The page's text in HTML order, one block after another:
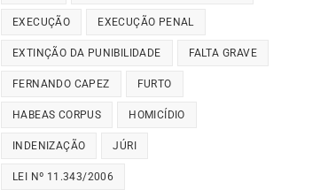
EXECUÇÃO EXECUÇÃO PENAL
EXTINÇÃO DA PUNIBILIDADE FALTA GRAVE
FERNANDO CAPEZ FURTO
HABEAS CORPUS HOMICÍDIO
INDENIZAÇÃO JÚRI
LEI Nº 11.343/2006